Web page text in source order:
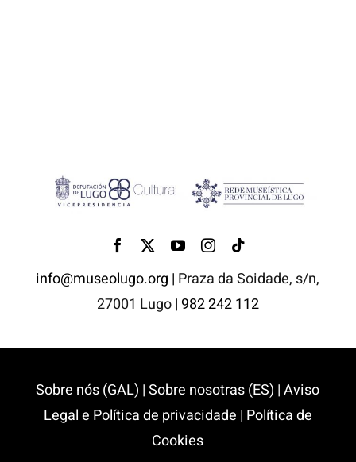
info@museolugo.org | Praza da Soidade, s/n,
27001 Lugo| 982 242 112
Sobre nós (GAL) |Sobre nosotras (ES) |Aviso
Legal e Política de privacidade | Política de
Cookies